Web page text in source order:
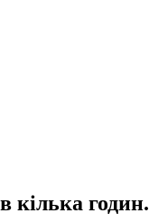
кілька годин.